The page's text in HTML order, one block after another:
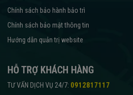
Chính sách bảo hành bảo trì
Chính sách bảo mật thông tin
Hướng dẫn quản trị website
HỖ TRỢ KHÁCH HÀNG
TƯ VẤN DỊCH VỤ 24/7: 0912817117